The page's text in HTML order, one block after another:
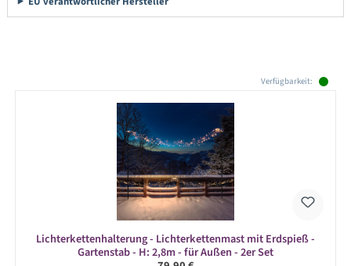
Verfügbarkeit:
Lichterkettenhalterung - Lichterkettenmast mit Erdspieß -
Gartenstab - H: 2,8m - für Außen - 2er Set